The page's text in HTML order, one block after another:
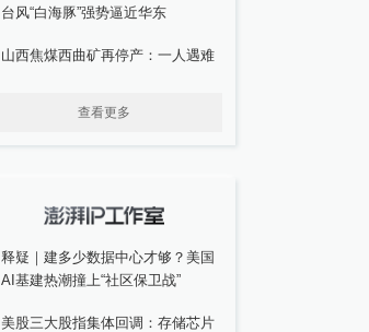
台风“白海豚”强势逼近华东
山西焦煤西曲矿再停产：一人遇难
查看更多
释疑｜建多少数据中心才够？美国
AI基建热潮撞上“社区保卫战”
美股三大股指集体回调：存储芯片